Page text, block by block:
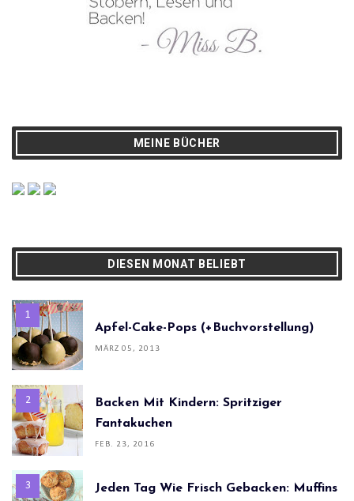
MEINE BÜCHER
DIESEN MONAT BELIEBT
Apfel-Cake-Pops (+Buchvorstellung)
MÄRZ 05, 2013
Backen Mit Kindern: Spritziger
Fantakuchen
FEB. 23, 2016
Jeden Tag Wie Frisch Gebacken: Muffins